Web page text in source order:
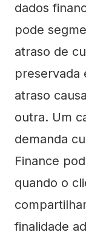
dados
pode
atraso de
preservada
atraso
outra. Um
demanda
Finance
quando o
finalidade